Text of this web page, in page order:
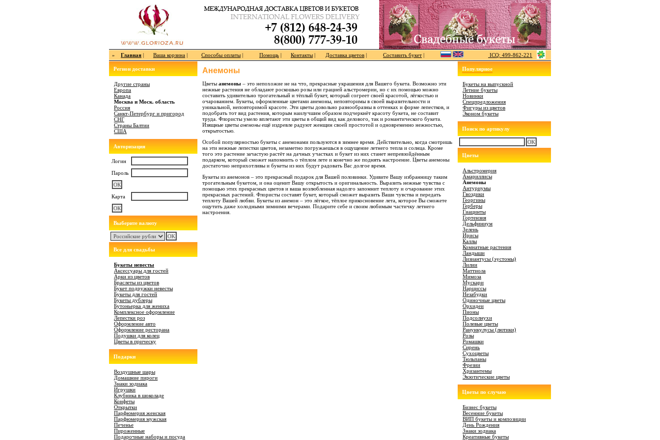
» Главная | Ваша корзина | Способы оплаты | Помощь | Контакты | Доставка цветов | Составить букет | ICQ: 499-862-221
Регион доставки
Другие страны
Европа
Канада
Москва и Моск. область
Россия
Санкт-Петербург и пригород
СНГ
Страны Балтии
США
Авторизация
Логин
Пароль
Карта
Выберите валюту
Все для свадьбы
Букеты невесты
Аксессуары для гостей
Арки из цветов
Браслеты из цветов
Букет подружки невесты
Букеты для гостей
Букеты дублеры
Бутоньерка для жениха
Комплексное оформление
Лепестки роз
Оформление авто
Оформление ресторана
Подушки для колец
Цветы в прическу
Подарки
Воздушные шары
Домашние пироги
Знаки зодиака
Игрушки
Клубника в шоколаде
Конфеты
Открытки
Парфюмерия женская
Парфюмерия мужская
Печенье
Пироженные
Подарочные наборы и посуда
Анемоны
Цветы анемоны – это непохожие не на что, прекрасные украшения для Вашего букета. Возможно эти
нежные растения не обладают роскошью розы или грацией альстромерии, но с их помощью можно
составить удивительно трогательный и тёплый букет, который согреет своей красотой, лёгкостью и
очарованием. Букеты, оформленные цветами анемоны, неповторимы в своей выразительности и
уникальной, неповторимой красоте. Эти цветы довольно разнообразны в оттенках и форме лепестков, и
подобрать тот вид растения, которым наилучшим образом подчеркнёт красоту букета, не составит
труда. Флористы умело вплетают эти цветы в общий вид как делового, так и романтического букета.
Изящные цветы анемоны ещё издревле радуют женщин своей простотой и одновременно нежностью,
открытостью.
Особой популярностью букеты с анемонами пользуются в зимнее время. Действительно, когда смотришь
на эти нежные лепестки цветов, незаметно погружаешься в ощущение летнего тепла и солнца. Кроме
того это растение зачастую растёт на дачных участках и букет из них станет непревзойдённым
подарком, который сможет напомнить о тёплом лете и конечно же поднять настроение. Цветы анемоны
достаточно неприхотливы и букеты из них будут радовать Вас долгое время.
Букеты из анемонов – это прекрасный подарок для Вашей половинки. Удивите Вашу избранницу таким
трогательным букетом, и она оценит Вашу открытость и оригинальность. Выразить нежные чувства с
помощью этих прекрасных цветов и ваша возлюбленная надолго запомнит теплоту и очарование этих
прекрасных растений. Флористы составят букет, который сможет выразить Ваши чувства и передать
теплоту Вашей любви. Букеты из анемон – это лёгкое, тёплое прикосновение лета, которое Вы сможете
ощутить даже холодными зимними вечерами. Подарите себе и своим любимым частичку летнего
настроения.
Популярное
Букеты на выпускной
Летние букеты
Новинки
Спецпредложения
Фигуры из цветов
Эконом букеты
Поиск по артикулу
Цветы
Альстромерия
Амариллисы
Анемоны
Антуриумы
Гвоздики
Георгины
Герберы
Гиацинты
Гортензия
Дельфиниум
Зелень
Ирисы
Каллы
Комнатные растения
Ландыши
Лизиантусы (эустомы)
Лилии
Маттиола
Мимоза
Мускари
Нарциссы
Незабудки
Одиночные цветы
Орхидеи
Пионы
Подсолнухи
Полевые цветы
Ранункулусы (лютики)
Розы
Ромашки
Сирень
Сухоцветы
Тюльпаны
Фрезии
Хризантемы
Экзотические цветы
Цветы по случаю
Бизнес букеты
Весенние букеты
ВИП букеты и композиции
День Рождения
Знаки зодиака
Креативные букеты